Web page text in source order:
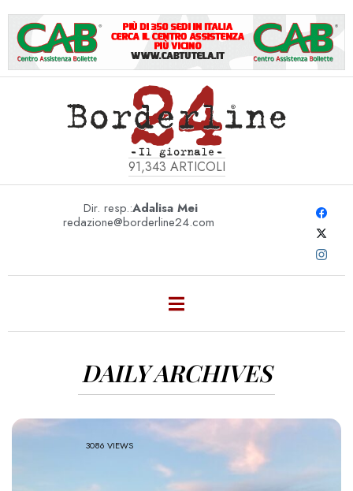
91,343 ARTICOLI
Dir. resp.:Adalisa Mei
redazione@borderline24.com
DAILY ARCHIVES
3086 VIEWS